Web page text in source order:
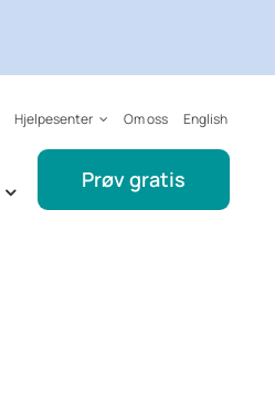
Hjelpesenter Om oss English
Prøv gratis